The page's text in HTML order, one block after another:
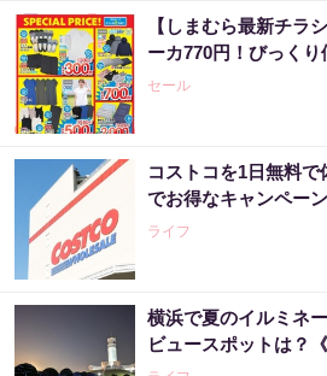
【しまむら最新チラ
ーカ770円！びっくり
セール
コストコを1日無料で
でお得なキャンペー
ライフ
横浜で夏のイルミネ
ビュースポットは？